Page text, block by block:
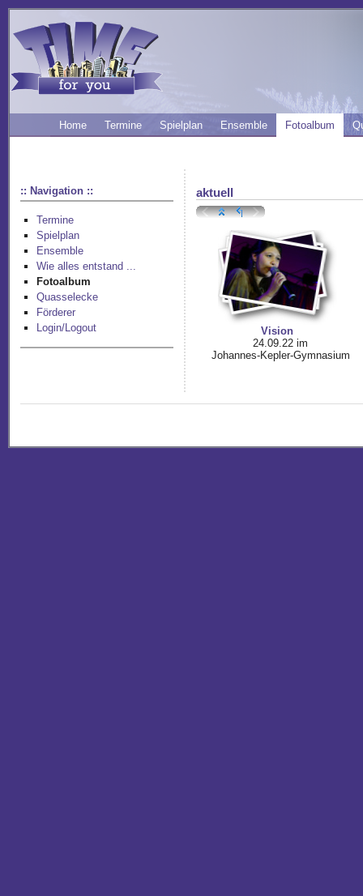
Home Termine Spielplan Ensemble Fotoalbum
:: Navigation ::
Termine
Spielplan
Ensemble
Wie alles entstand ...
Fotoalbum
Quasselecke
Förderer
Login/Logout
aktuell
Vision
24.09.22 im
Johannes-Kepler-Gymnasium